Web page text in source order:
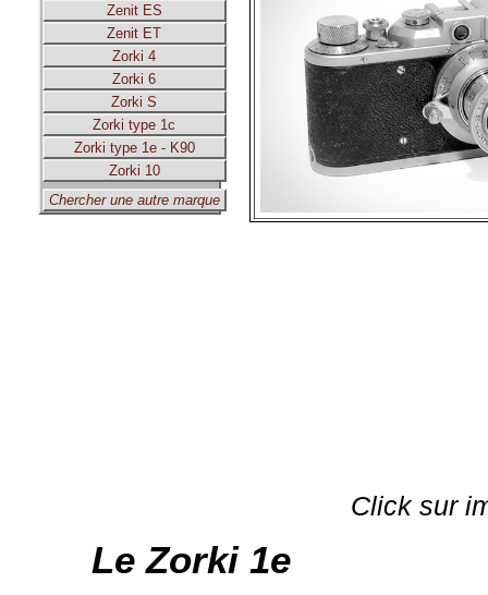
Zenit ES
Zenit ET
Zorki 4
Zorki 6
Zorki S
Zorki type 1c
Zorki type 1e - K90
Zorki 10
Chercher une autre marque
Click sur
Le Zorki 1e